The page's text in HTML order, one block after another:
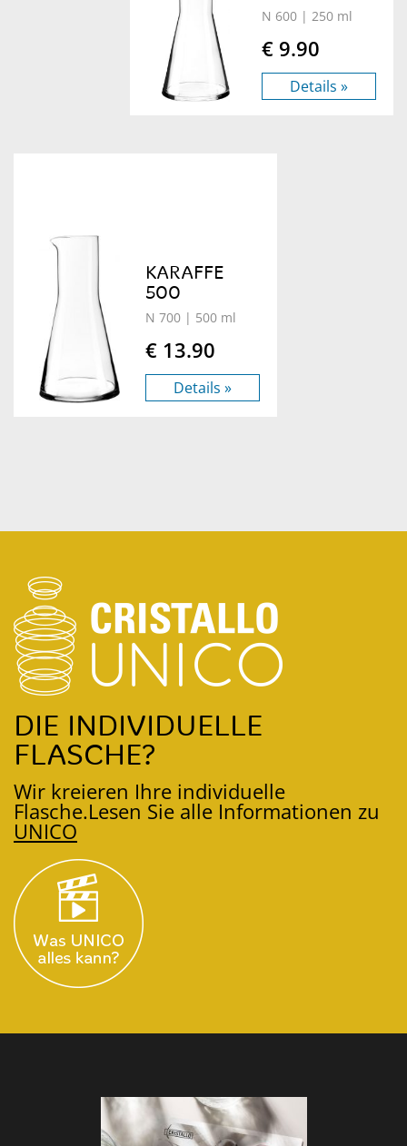
N 600 | 250 ml
€ 9.90
Details »
KARAFFE
500
N 700 | 500 ml
€ 13.90
Details »
DIE INDIVIDUELLE
FLASCHE?
Wir kreieren Ihre individuelle
Flasche.Lesen Sie alle Informationen zu
UNICO